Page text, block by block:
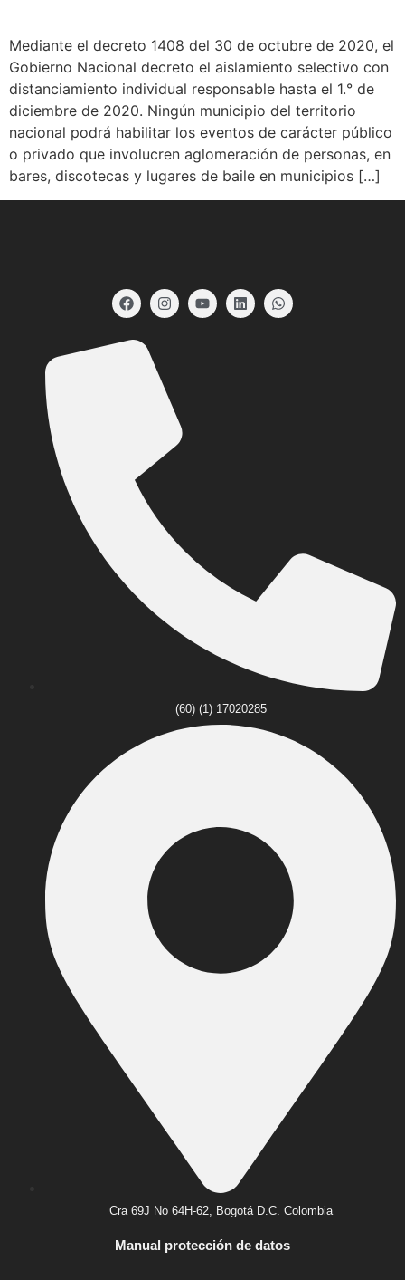
Mediante el decreto 1408 del 30 de octubre de 2020, el
Gobierno Nacional decreto el aislamiento selectivo con
distanciamiento individual responsable hasta el 1.° de
diciembre de 2020. Ningún municipio del territorio
nacional podrá habilitar los eventos de carácter público
o privado que involucren aglomeración de personas, en
bares, discotecas y lugares de baile en municipios […]
(60) (1) 17020285
Cra 69J No 64H-62, Bogotá D.C. Colombia
Manual protección de datos